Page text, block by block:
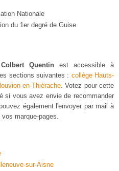
Nationale
du 1er degré de Guise
Quentin est accessible à
sections suivantes : collège Hauts-
en-Thiérache. Votez pour cette
si vous avez envie de recommander
également l'envoyer par mail à
marque-pages.
sur-Aisne